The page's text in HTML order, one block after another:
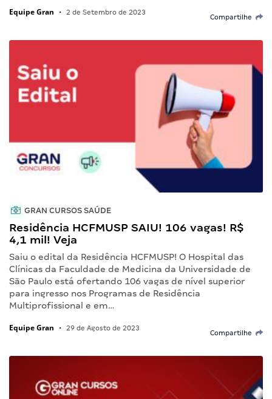
Equipe Gran • 2 de Setembro de 2023
Compartilhe
GRAN CURSOS SAÚDE
Residência HCFMUSP SAIU! 106 vagas! R$
4,1 mil! Veja
Saiu o edital da Residência HCFMUSP! O Hospital das
Clínicas da Faculdade de Medicina da Universidade de
São Paulo está ofertando 106 vagas de nível superior
para ingresso nos Programas de Residência
Multiprofissional e em…
Equipe Gran • 29 de Agosto de 2023
Compartilhe